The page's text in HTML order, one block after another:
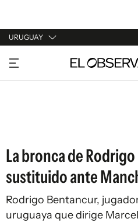
URUGUAY
URUGUAY
ARGENTINA
La bronca de
sustituido ante
Rodrigo Bentancur,
uruguaya que dirige